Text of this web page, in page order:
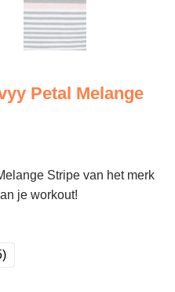
Petal Melange
Stripe van het merk
je workout!